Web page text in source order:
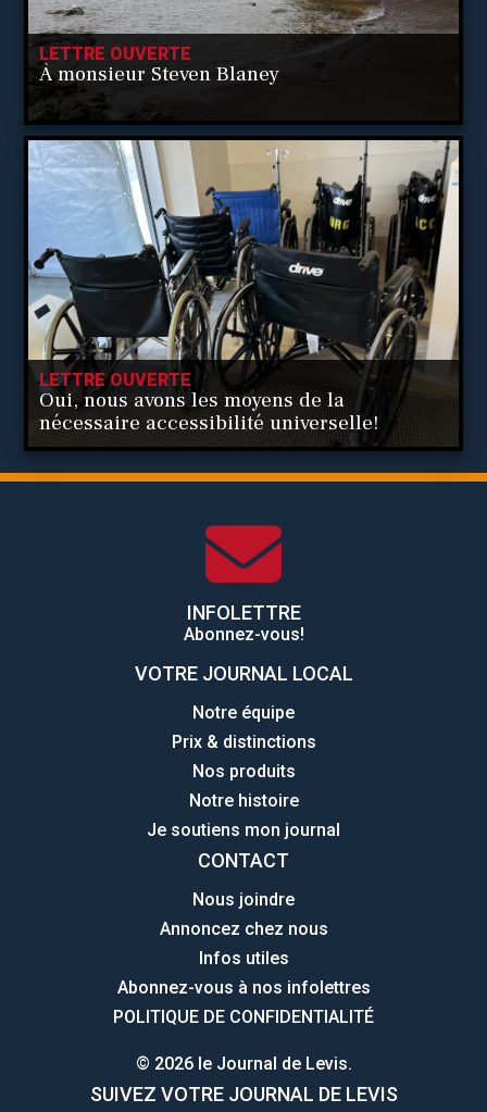
LETTRE OUVERTE
À monsieur Steven Blaney
LETTRE OUVERTE
Oui, nous avons les moyens de la
nécessaire accessibilité universelle!
INFOLETTRE
Abonnez-vous!
VOTRE JOURNAL LOCAL
Notre équipe
Prix & distinctions
Nos produits
Notre histoire
Je soutiens mon journal
CONTACT
Nous joindre
Annoncez chez nous
Infos utiles
Abonnez-vous à nos infolettres
POLITIQUE DE CONFIDENTIALITÉ
© 2026 le Journal de Levis.
SUIVEZ VOTRE JOURNAL DE LEVIS